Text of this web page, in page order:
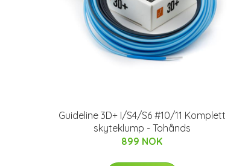
Guideline 3D+ I/S4/S6 #10/11 Komplett
skyteklump - Tohånds
899 NOK